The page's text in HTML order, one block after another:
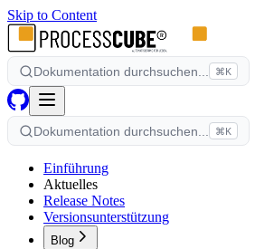
Skip to Content
Dokumentation durchsuchen... ⌘K
Dokumentation durchsuchen... ⌘K
Einführung
Aktuelles
Release Notes
Versionsunterstützung
Blog